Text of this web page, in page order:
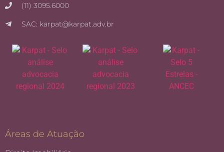
(11) 3095.6000
SAC: karpat@karpat.adv.br
Áreas de Atuação